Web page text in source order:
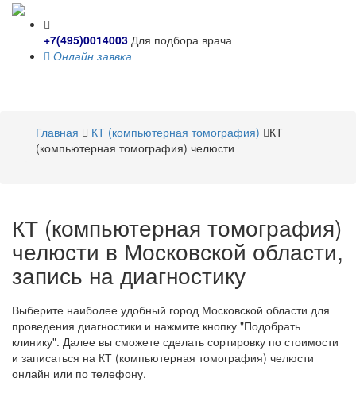
+7(495)0014003 Для подбора врача
Онлайн заявка
Главная
КТ (компьютерная томография)
КТ
(компьютерная томография) челюсти
КТ (компьютерная томография)
челюсти в Московской области,
запись на диагностику
Выберите наиболее удобный город Московской области для
проведения диагностики и нажмите кнопку "Подобрать
клинику". Далее вы сможете сделать сортировку по стоимости
и записаться на КТ (компьютерная томография) челюсти
онлайн или по телефону.